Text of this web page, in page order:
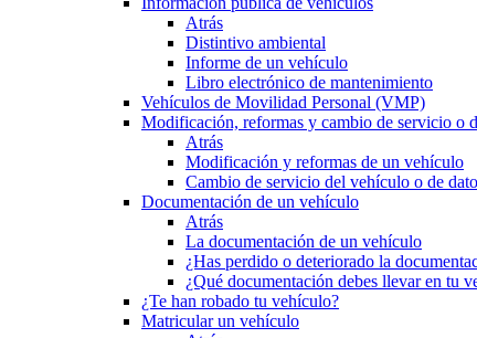
Atrás
Distintivo ambiental
Informe de un vehículo
Libro electrónico de mantenimiento
Vehículos de Movilidad Personal (VMP)
Modificación, reformas y cambio de servicio o
Atrás
Modificación y reformas de un vehículo
Cambio de servicio del vehículo o de
Documentación de un vehículo
Atrás
La documentación de un vehículo
¿Has perdido o deteriorado la
¿Qué documentación debes llevar en tu
¿Te han robado tu vehículo?
Matricular un vehículo